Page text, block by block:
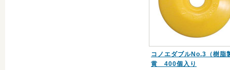
コノエダブルNo.3（樹脂
黄 400個入り